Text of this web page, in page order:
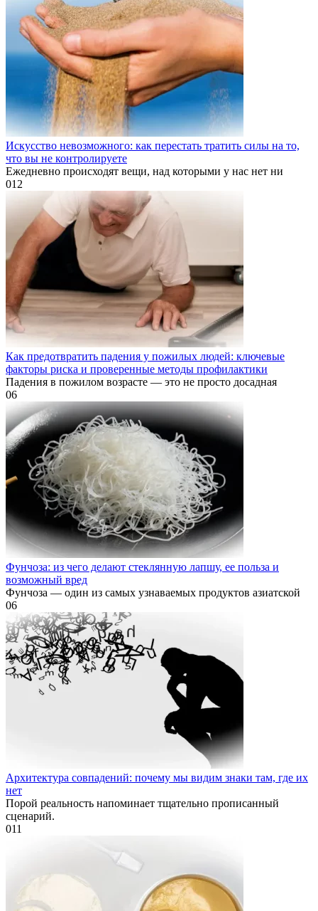
Искусство невозможного: как перестать тратить силы на то,
что вы не контролируете
Ежедневно происходят вещи, над которыми у нас нет ни
012
Как предотвратить падения у пожилых людей: ключевые
факторы риска и проверенные методы профилактики
Падения в пожилом возрасте — это не просто досадная
06
Фунчоза: из чего делают стеклянную лапшу, ее польза и
возможный вред
Фунчоза — один из самых узнаваемых продуктов азиатской
06
Архитектура совпадений: почему мы видим знаки там, где их
нет
Порой реальность напоминает тщательно прописанный
сценарий.
011